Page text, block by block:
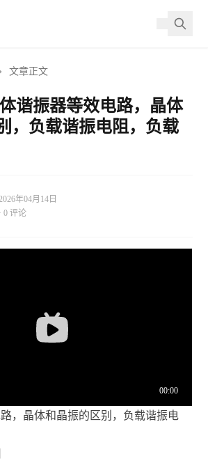
文章正文
谐振器等效电路，晶体
，负载谐振电阻，负载
年04月14日
0 评论
，晶体和晶振的区别，负载谐振电